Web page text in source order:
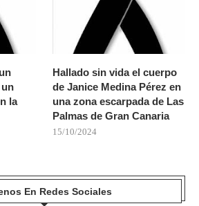
un
la
Hallado sin vida el cuerpo
de Janice Medina Pérez en
una zona escarpada de Las
Palmas de Gran Canaria
15/10/2024
En Redes Sociales